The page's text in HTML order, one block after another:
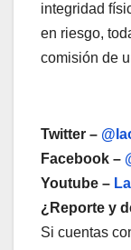
integridad
en riesgo,
comisión de
Twitter –
Facebook –
Youtube –
¿Reporte y
Si cuentas